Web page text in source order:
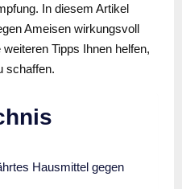
In diesem Artikel
Ameisen wirkungsvoll
Tipps Ihnen helfen,
schaffen.
Hausmittel gegen